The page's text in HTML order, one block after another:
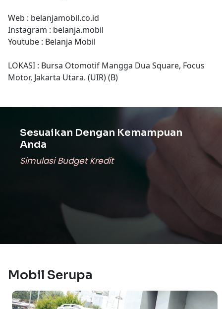
Web : belanjamobil.co.id
Instagram : belanja.mobil
Youtube : Belanja Mobil
LOKASI : Bursa Otomotif Mangga Dua Square, Focus
Motor, Jakarta Utara. (UIR) (B)
Sesuaikan Dengan Kemampuan
Anda
Simulasi Budget Kredit
Mobil Serupa